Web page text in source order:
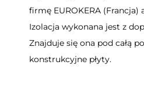
firmę EUROKERA (Francja)
Izolacja wykonana jest z
Znajduje się ona pod całą
konstrukcyjne płyty.